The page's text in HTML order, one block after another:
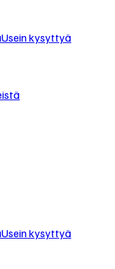
Usein kysyttyä
Usein kysyttyä